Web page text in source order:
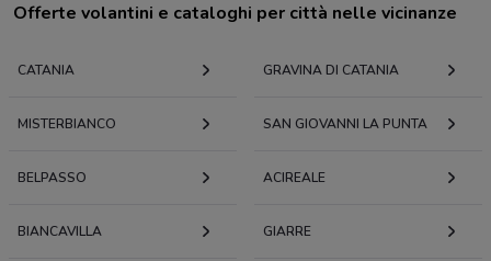
Offerte volantini e cataloghi per città nelle vicinanze
CATANIA GRAVINA DI CATANIA
MISTERBIANCO SAN GIOVANNI LA PUNTA
BELPASSO ACIREALE
BIANCAVILLA GIARRE